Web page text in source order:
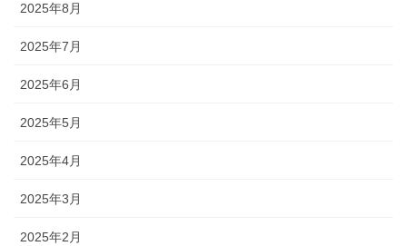
2025年8月
2025年7月
2025年6月
2025年5月
2025年4月
2025年3月
2025年2月